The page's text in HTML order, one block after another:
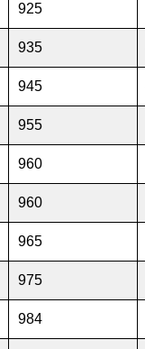
925
935
945
955
960
960
965
975
984